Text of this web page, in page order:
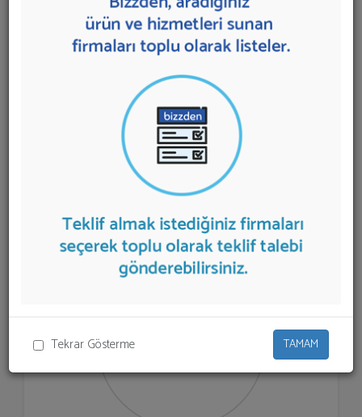
Tekrar Gösterme TAMAM
3 sonuç bulundu.
Yenimahalle'deFabrika Taşımacılığı
firmalar aşağıda listelenmektedir.
Fabrika Taşımacılığı
teklifi almak için listeden seçim yapıp ya da "İlk 5
Firmadan Teklif İste" kısmından toplu olarak teklif
talebinizi firmalara aktarabilirsiniz.